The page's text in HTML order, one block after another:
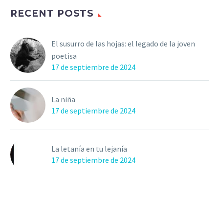
RECENT POSTS
El susurro de las hojas: el legado de la joven
poetisa
17 de septiembre de 2024
La niña
17 de septiembre de 2024
La letanía en tu lejanía
17 de septiembre de 2024